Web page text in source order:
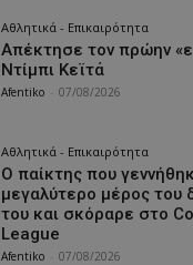
Αθλητικά - Επικαιρότητα
Απέκτησε τον πρώην
Ντίμπι Κεϊτά
Afentiko 07/08/2026
Αθλητικά - Επικαιρότητα
Ο παίκτης που
μεγαλύτερο μέρος του
του και σκόραρε στο
League
Afentiko 07/08/2026